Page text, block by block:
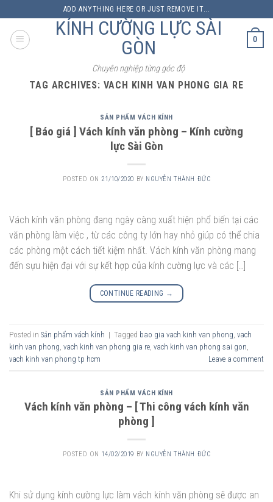
to
content
ADD ANYTHING HERE OR JUST REMOVE IT...
KÍNH CƯỜNG LỰC SÀI
GÒN
Chuyên nghiệp từng góc độ
0
TAG ARCHIVES: VACH KINH VAN PHONG GIA RE
SẢN PHẨM VÁCH KÍNH
[ Báo giá ] Vách kính văn phòng – Kính cường
lực Sài Gòn
POSTED ON 21/10/2020 BY NGUYỄN THÀNH ĐỨC
Vách kính văn phòng đang ngày càng xuất hiện phổ biến tại các
văn phòng làm việc , từ các công ty lớn hay nhỏ giúp có thể chia
các phòng một cách tiết kiệm nhất. Vách kính văn phòng mang
đến sựu hiện đại với sự kết hợp của kính cường lực và các […]
CONTINUE READING →
Posted in Sản phẩm vách kính | Tagged bao gia vach kinh van phong vach
kinh van phong vach kinh van phong gia re vach kinh van phong sai gon
vach kinh van phong tp hcm
Leave a comment
SẢN PHẨM VÁCH KÍNH
Vách kính văn phòng – [ Thi công vách kính văn
phòng ]
POSTED ON 14/02/2019 BY NGUYỄN THÀNH ĐỨC
Khi sử dụng kính cường lực làm vách kính văn phòng sẽ được an